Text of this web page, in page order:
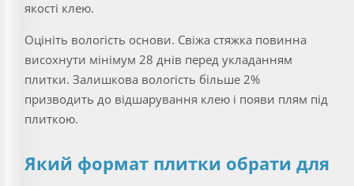
якості клею.
Оцініть вологість основи. Свіжа стяжка повинна
висохнути мінімум 28 днів перед укладанням
плитки. Залишкова вологість більше 2%
призводить до відшарування клею і появи плям під
плиткою.
Який формат плитки обрати для